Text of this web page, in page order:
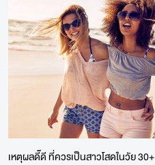
เหตุผลดี๊ดี ที่ควรเป็นสาวโสดในวัย 30+